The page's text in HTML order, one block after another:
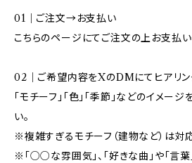
01｜ご注文→お支払い
こちらのページにてご注文の上お支払い
02｜ご希望内容をXのDMにてヒアリ
「モチーフ」「色」「季節」などのイメー
い。
※複雑すぎるモチーフ（建物など）は対
※「○○な雰囲気」、「好きな曲」や「言